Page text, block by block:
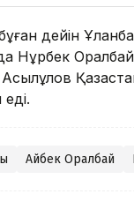
дейін
Нұрбек Оралбай,
Айбек Оралбай